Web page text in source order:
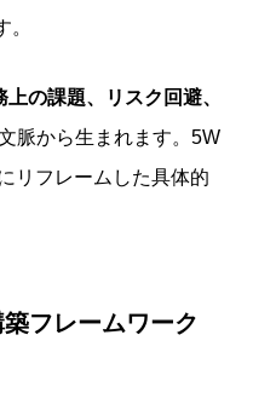
上の課題、リスク回避、
脈から生まれます。5W
リフレームした具体的
フレームワーク